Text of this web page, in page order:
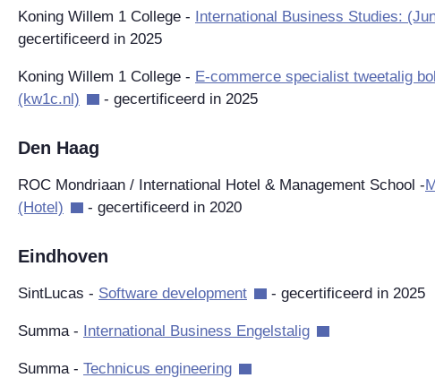
Koning Willem 1 College - International Business Studies:
gecertificeerd in 2025
Koning Willem 1 College - E-commerce specialist tweetalig
(kw1c.nl)
- gecertificeerd in 2025
Den Haag
ROC Mondriaan / International Hotel & Management School -
(Hotel)
- gecertificeerd in 2020
Eindhoven
SintLucas - Software development - gecertificeerd in 2025
Summa - International Business Engelstalig
Summa - Technicus engineering